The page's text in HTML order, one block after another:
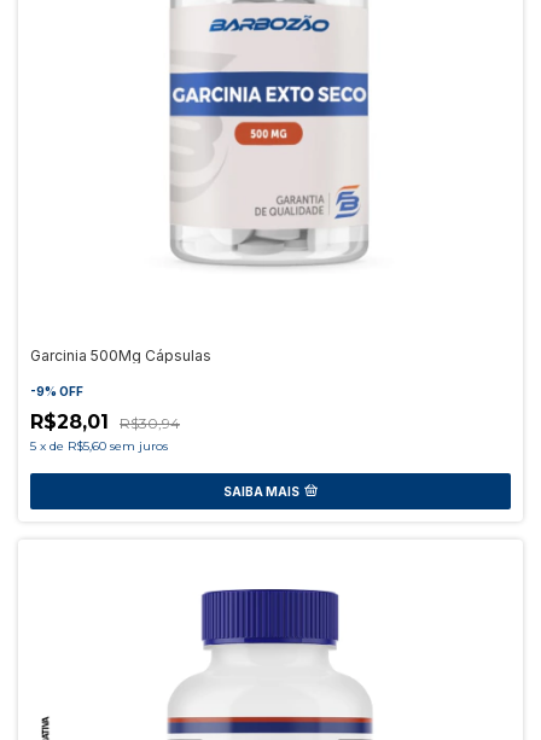
Garcinia 500Mg Cápsulas
-9% OFF
R$28,01 R$30,94
5 x de R$5,60 sem juros
SAIBA MAIS